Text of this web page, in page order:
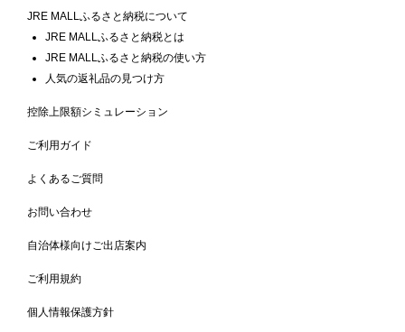
JRE MALLふるさと納税について
JRE MALLふるさと納税とは
JRE MALLふるさと納税の使い方
人気の返礼品の見つけ方
控除上限額シミュレーション
ご利用ガイド
よくあるご質問
お問い合わせ
自治体様向けご出店案内
ご利用規約
個人情報保護方針